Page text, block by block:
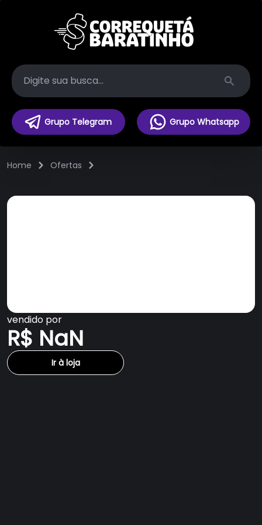
Search
Grupo Telegram Grupo Whatsapp
Home Ofertas
vendido por
R$ NaN
Ir à loja